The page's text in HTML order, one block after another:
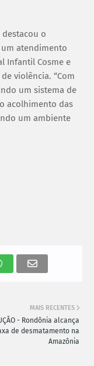
destacou o
atendimento
Infantil Cosme e
violência. “Com
um sistema de
acolhimento das
um ambiente
MAIS RECENTES
- Rondônia alcança
de desmatamento na
Amazônia